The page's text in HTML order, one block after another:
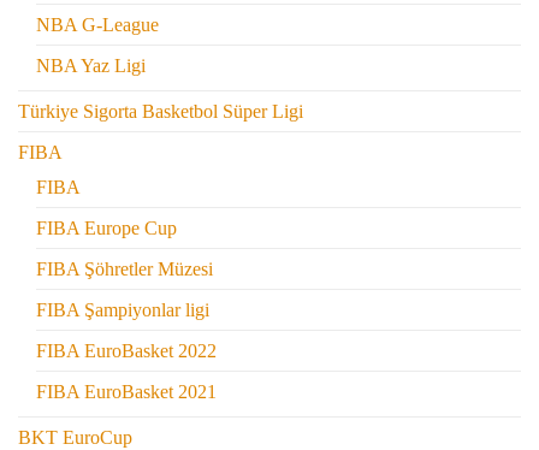
NBA G-League
NBA Yaz Ligi
Türkiye Sigorta Basketbol Süper Ligi
FIBA
FIBA
FIBA Europe Cup
FIBA Şöhretler Müzesi
FIBA Şampiyonlar ligi
FIBA EuroBasket 2022
FIBA EuroBasket 2021
BKT EuroCup